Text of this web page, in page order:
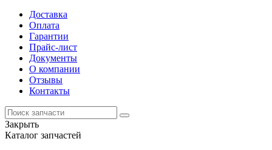
Доставка
Оплата
Гарантии
Прайс-лист
Документы
О компании
Отзывы
Контакты
Закрыть
Каталог запчастей